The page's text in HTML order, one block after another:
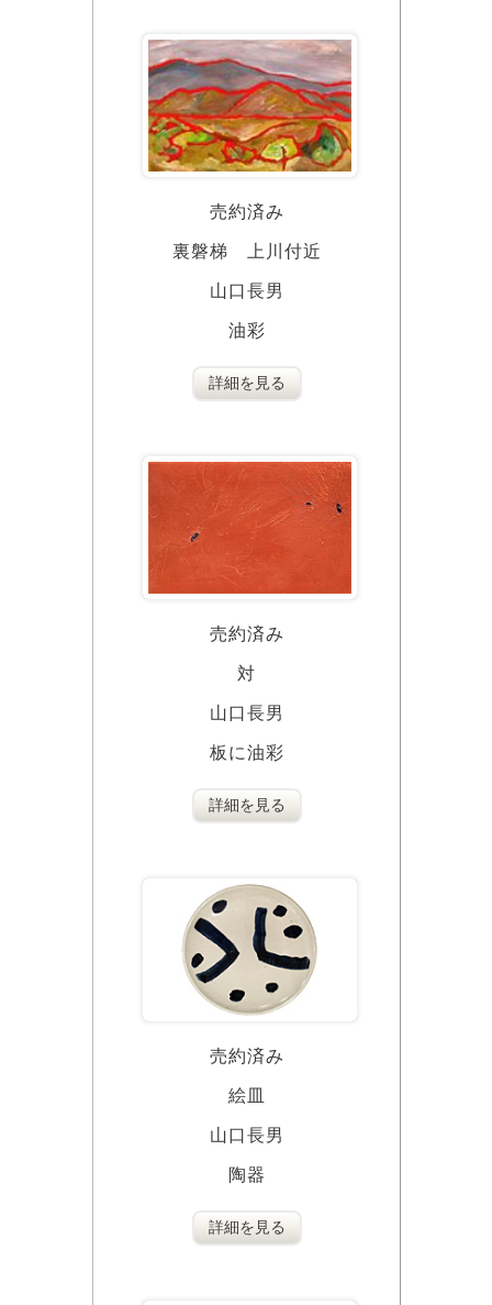
売約済み
裏磐梯 上川付近
山口長男
油彩
詳細を見る
売約済み
対
山口長男
板に油彩
詳細を見る
売約済み
絵皿
山口長男
陶器
詳細を見る